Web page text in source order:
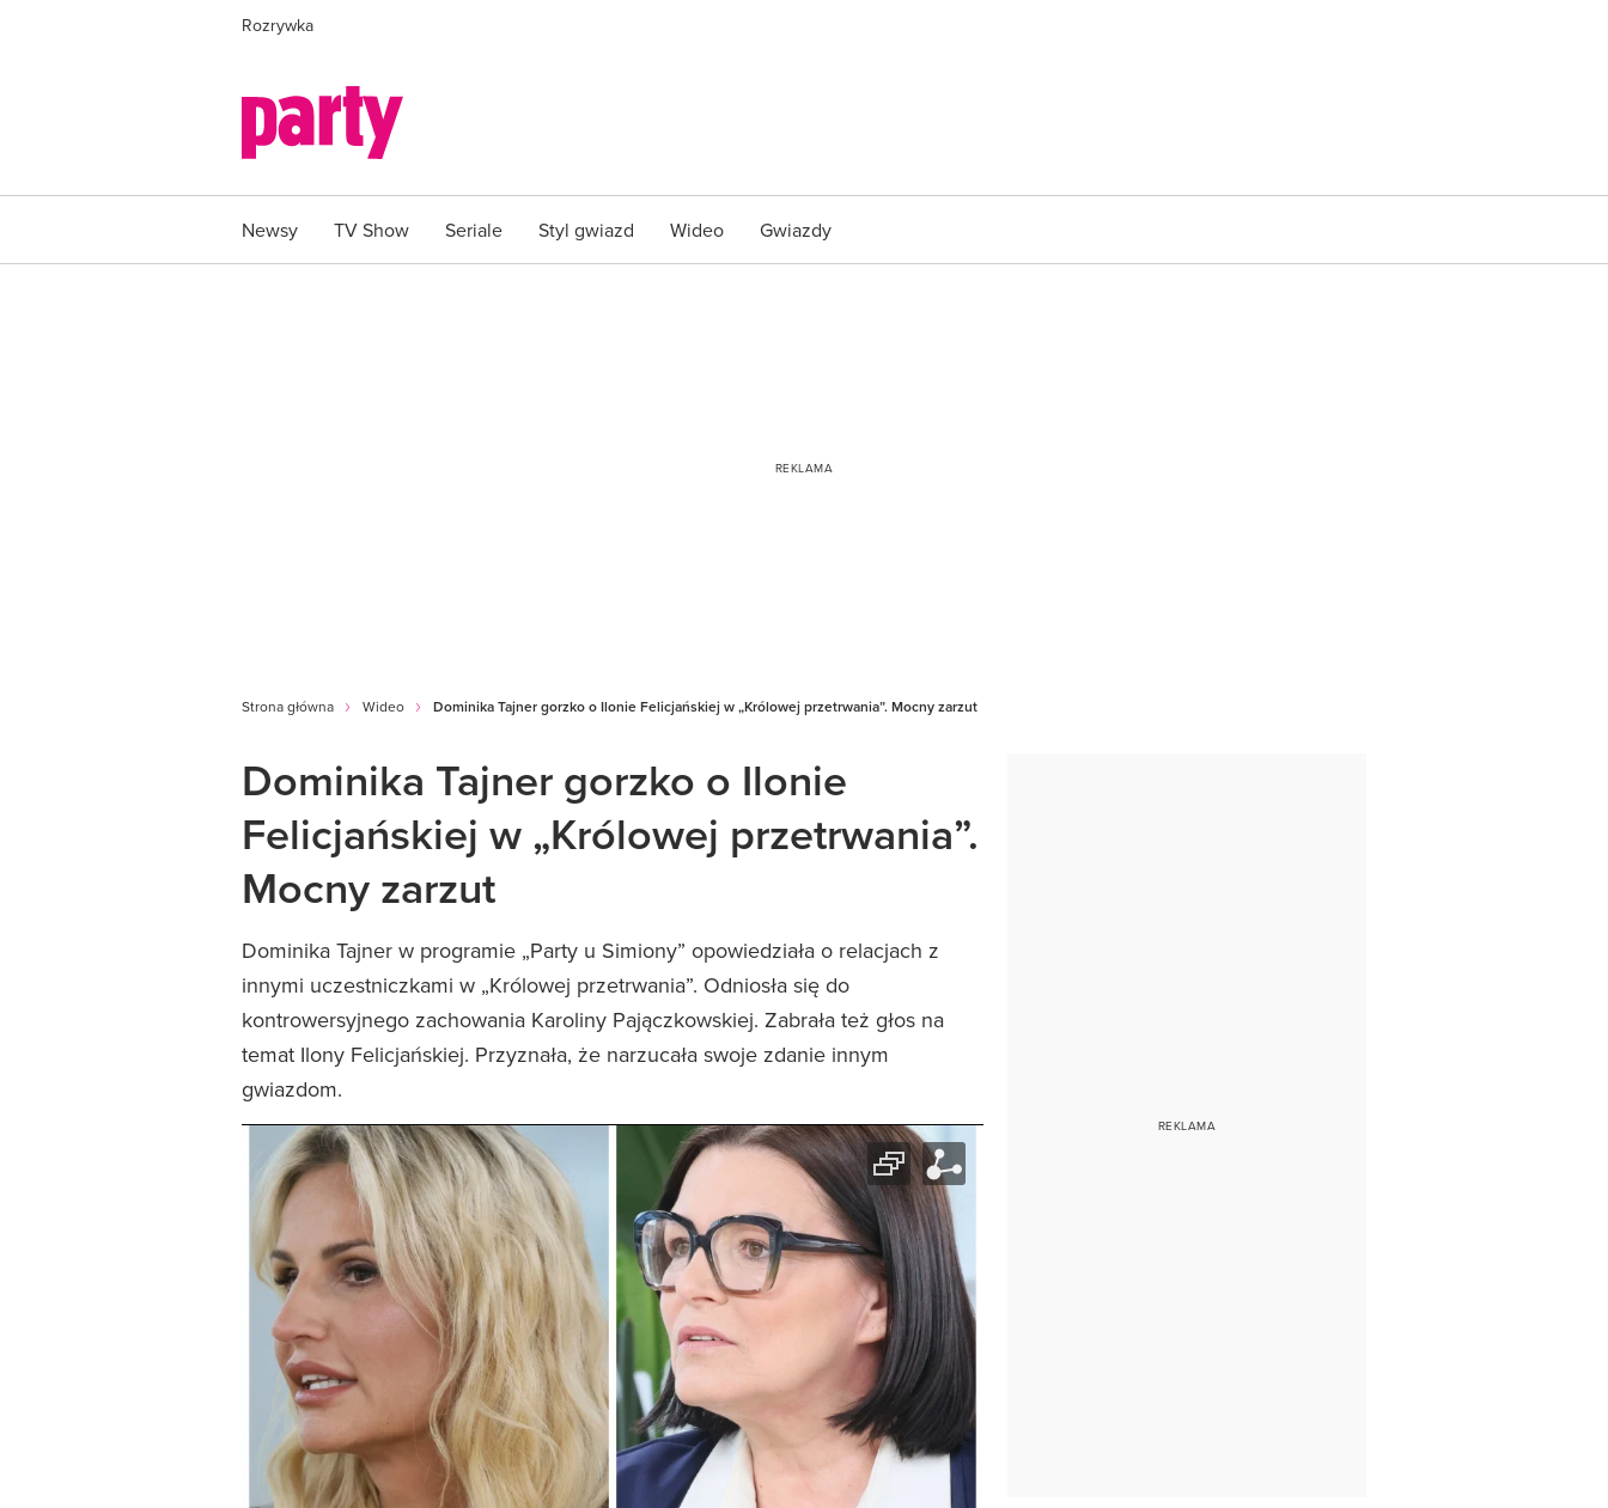
Rozrywka
Newsy TV Show Seriale Styl gwiazd Wideo Gwiazdy
Strona główna Wideo Dominika Tajner gorzko o Ilonie Felicjańskiej w „Królowej przetrwania”. Mocny zarzut
Dominika Tajner gorzko o Ilonie
Felicjańskiej w „Królowej przetrwania”.
Mocny zarzut
Dominika Tajner w programie „Party u Simiony” opowiedziała o relacjach z
innymi uczestniczkami w „Królowej przetrwania”. Odniosła się do
kontrowersyjnego zachowania Karoliny Pajączkowskiej. Zabrała też głos na
temat Ilony Felicjańskiej. Przyznała, że narzucała swoje zdanie innym
gwiazdom.